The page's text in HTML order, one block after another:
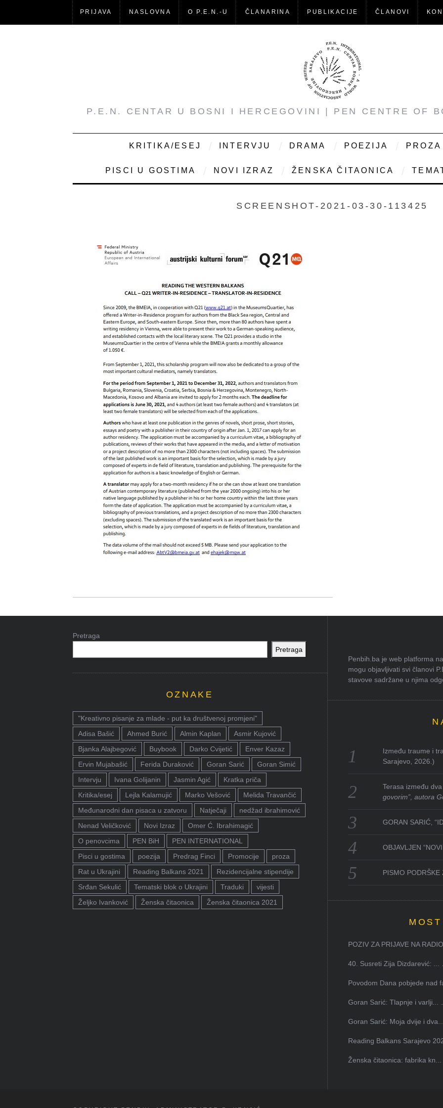
PRIJAVA NASLOVNA O P.E.N.-U ČLANARINA PUBLIKACIJE ČLANOVI
P.E.N. CENTAR U BOSNI I HERCEGOVINI | PEN CENTRE OF
KRITIKA/ESEJ INTERVJU DRAMA POEZIJA PROZA
PISCI U GOSTIMA NOVI IZRAZ ŽENSKA ČITAONICA
SCREENSHOT-2021-03-30-113425
Pretraga
Pretraga
OZNAKE
"Kreativno pisanje za mlade - put ka društvenoj promjeni"
Adisa Bašić
Ahmed Burić Almin Kaplan
Asmir Kujović
Bjanka Alajbegović
Buybook Darko Cvijetić
Enver Kazaz
Ervin Mujabašić
Ferida Duraković Goran Sarić
Goran Simić
Intervju
Ivana Golijanin Jasmin Agić
Kratka priča
Kritika/esej
Lejla Kalamujić Marko Vešović
Melida Travančić
Međunarodni dan pisaca u zatvoru
Natječaji
nedžad ibrahimović
Nenad Veličković
Novi Izraz
Omer Ć. Ibrahimagić
O penovcima
PEN BiH
PEN INTERNATIONAL
Pisci u gostima
poezija Predrag Finci Promocije
proza
Rat u Ukrajini
Reading Balkans 2021
Rezidencijalne stipendije
Srđan Sekulić
Tematski blok o Ukrajini Traduki
vijesti
Željko Ivanković
Ženska čitaonica Ženska čitaonica 2021
Penbih.ba je web platforma
mogu objavljivati svi članovi
stavove sadržane u njima
Između traume i
Sarajevo, 2026.)
Terasa između
govorim”, autora
GORAN SARIĆ,
OBJAVLJEN
PISMO PODRŠKE
POZIV ZA PRIJAVE NA
40. Susreti Zija Dizdarević: ...
Povodom Dana pobjede nad
Goran Sarić: Tlapnje i varlji...
Goran Sarić: Moja dvije i dva...
Reading Balkans Sarajevo
Ženska čitaonica: fabrika kn...